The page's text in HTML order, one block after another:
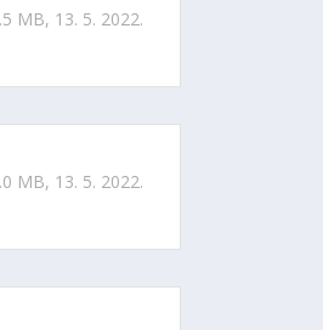
MB, 13. 5. 2022.
MB, 13. 5. 2022.